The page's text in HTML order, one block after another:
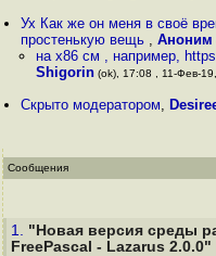
Ух Как же он меня в своё
простенькую вещь ,Аноним
на x86 см , например,
Shigorin(ok), 17:08 , 11-Фев-
Скрыто модератором,
Сообщения
1. "Новая версия среды
FreePascal - Lazarus 2.0.0"